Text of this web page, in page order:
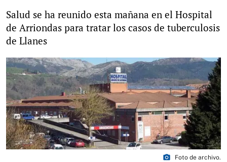
Salud se ha reunido esta mañana en el Hospital
de Arriondas para tratar los casos de tuberculosis
de Llanes
photo_camera Foto de archivo.